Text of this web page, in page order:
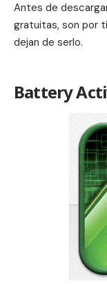
Antes de
gratuitas, son por
dejan de serlo.
Battery